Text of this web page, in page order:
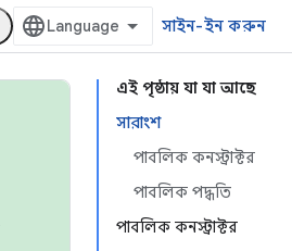
সাইন-ইন করুন
এই পৃষ্ঠায় যা যা আছে
সারাংশ
পাবলিক কনস্ট্রাক্টর
পাবলিক পদ্ধতি
পাবলিক কনস্ট্রাক্টর